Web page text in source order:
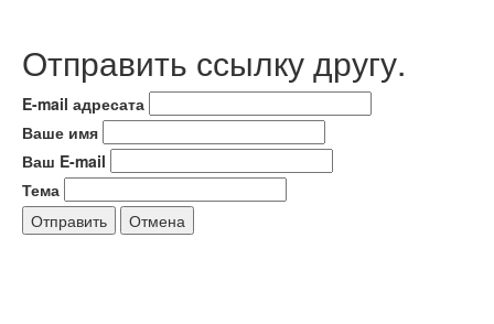
Отправить ссылку другу.
E-mail адресата
Ваше имя
Ваш E-mail
Тема
Отправить
Отмена